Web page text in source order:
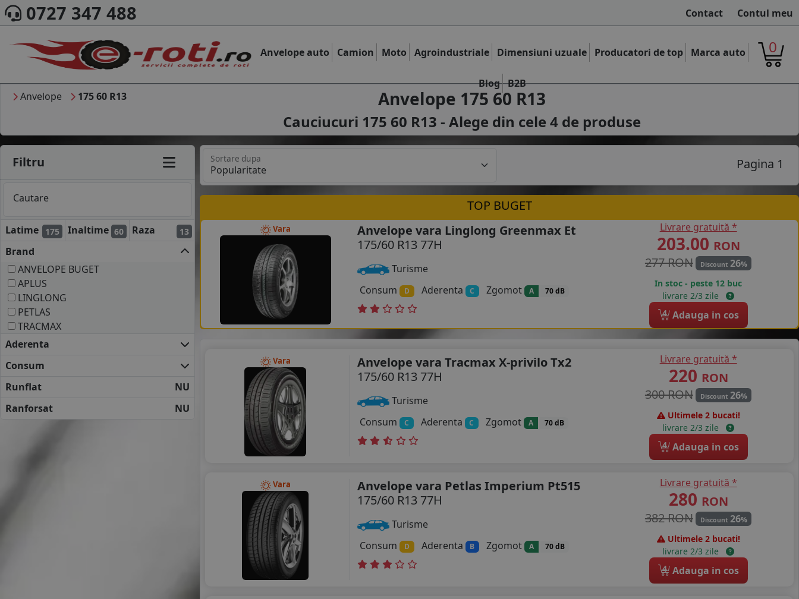
0727 347 488 Contact Contul meu
Anvelope auto Camion Moto Agroindustriale Dimensiuni uzuale Producatori de top Marca auto
Blog B2B
0
Anvelope 175 60 R13 Anvelope 175 60 R13
Cauciucuri 175 60 R13 - Alege din cele 4 de produse
Filtru
Cautare
Latime 175 Inaltime 60 Raza 13
Brand
ANVELOPE BUGET
APLUS
LINGLONG
PETLAS
TRACMAX
Aderenta
Consum
Runflat
NU
Ranforsat
NU
Sortare dupa Pagina 1
TOP BUGET
Vara
Anvelope vara Linglong Greenmax Et
175/60 R13 77H
Turisme
Consum
D Aderenta C Zgomot A 70 dB
Livrare gratuită *
203.00 RON
277 RON
Discount 26%
In stoc - peste 12 buc
livrare 2/3 zile
4 Adauga in cos
Vara
Anvelope vara Tracmax X-privilo Tx2
175/60 R13 77H
Turisme
Consum
C Aderenta C Zgomot A 70 dB
Livrare gratuită *
220 RON
300 RON
Discount 26%
Ultimele 2 bucati!
livrare 2/3 zile
4 Adauga in cos
Vara
Anvelope vara Petlas Imperium Pt515
175/60 R13 77H
Turisme
Consum
D Aderenta B Zgomot A 70 dB
Livrare gratuită *
280 RON
382 RON
Discount 26%
Ultimele 2 bucati!
livrare 2/3 zile
4 Adauga in cos